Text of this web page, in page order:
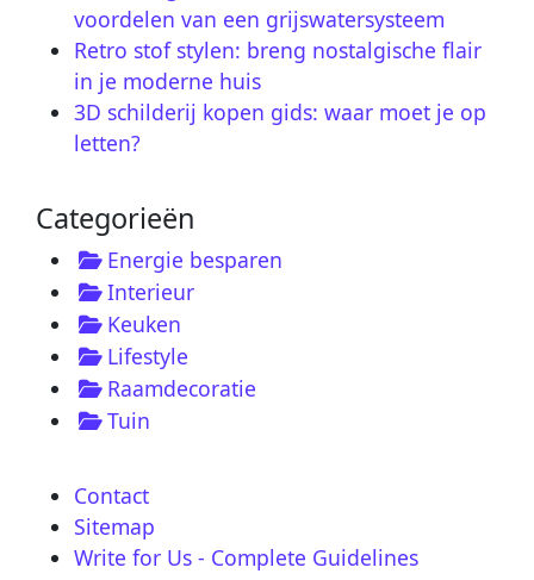
voordelen van een grijswatersysteem
Retro stof stylen: breng nostalgische flair
in je moderne huis
3D schilderij kopen gids: waar moet je op
letten?
Categorieën
Energie besparen
Interieur
Keuken
Lifestyle
Raamdecoratie
Tuin
Contact
Sitemap
Write for Us - Complete Guidelines